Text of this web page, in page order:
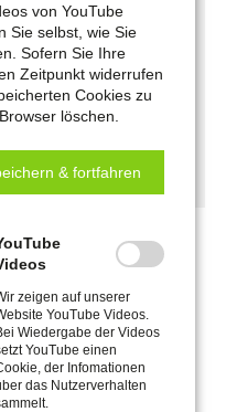
von YouTube
Sie selbst, wie Sie
Sofern Sie Ihre
Zeitpunkt widerrufen
Cookies zu
löschen.
& fortfahren
zeigen auf unserer
YouTube Videos.
Wiedergabe der Videos
YouTube einen
der Infomationen
das Nutzerverhalten